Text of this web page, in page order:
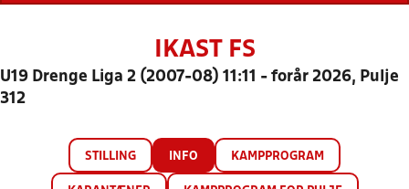
IKAST FS
U19 Drenge Liga 2 (2007-08) 11:11 - forår 2026, Pulje
312
STILLING INFO KAMPPROGRAM